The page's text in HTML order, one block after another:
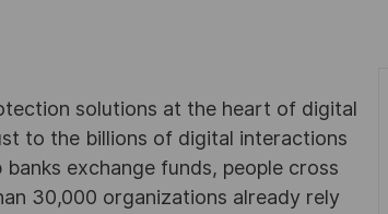
solutions at the heart of digital
to the billions of digital interactions
exchange funds, people cross
30,000 organizations already rely